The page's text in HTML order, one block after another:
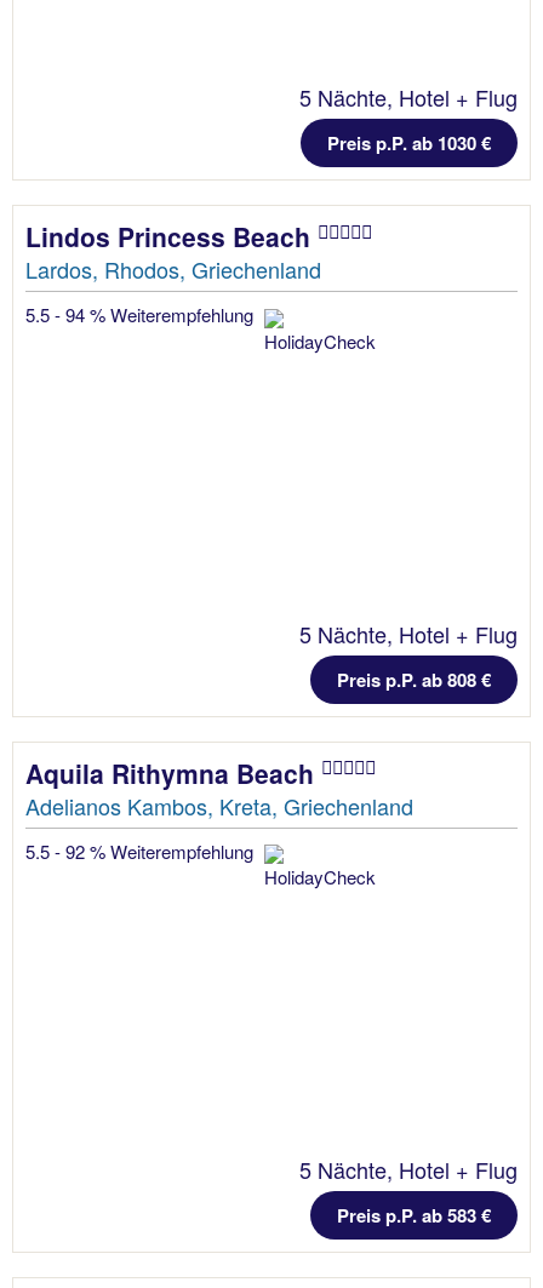
5 Nächte, Hotel + Flug
Preis p.P. ab 1030 €
Lindos Princess Beach
Lardos, Rhodos, Griechenland
5.5 - 94 % Weiterempfehlung
5 Nächte, Hotel + Flug
Preis p.P. ab 808 €
Aquila Rithymna Beach
Adelianos Kambos, Kreta, Griechenland
5.5 - 92 % Weiterempfehlung
5 Nächte, Hotel + Flug
Preis p.P. ab 583 €